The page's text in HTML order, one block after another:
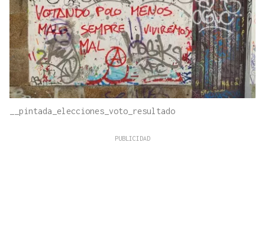
__pintada_elecciones_voto_resultado